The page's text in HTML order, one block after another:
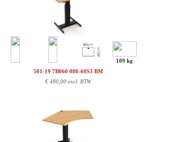
109 kg
501-19 7B060 080-60S3 BM
€ 480,00 excl. BTW